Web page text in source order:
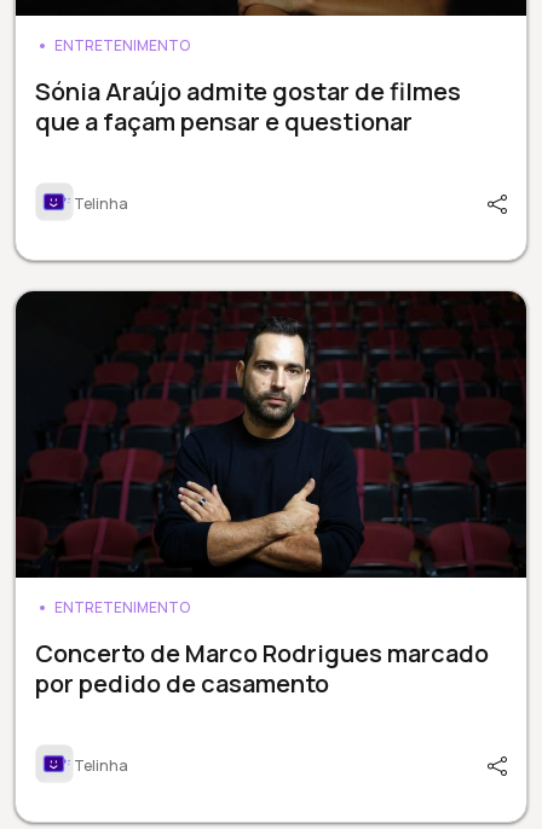
ENTRETENIMENTO
Sónia Araújo admite gostar de filmes
que a façam pensar e questionar
Telinha
ENTRETENIMENTO
Concerto de Marco Rodrigues marcado
por pedido de casamento
Telinha